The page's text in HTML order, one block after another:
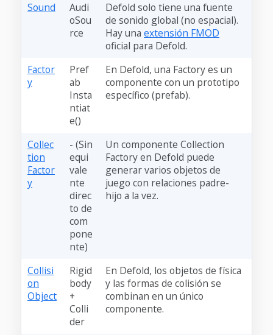
Sound
Audi
oSou
rce
Defold solo tiene una fuente
de sonido global (no espacial).
Hay una extensión FMOD
oficial para Defold.
Factor
y
Pref
ab
Insta
ntiat
e()
En Defold, una Factory es un
componente con un prototipo
específico (prefab).
Collec
tion
Factor
y
- (Sin
equi
vale
nte
direc
to de
com
pone
nte)
Un componente Collection
Factory en Defold puede
generar varios objetos de
juego con relaciones padre-
hijo a la vez.
Collisi
on
Object
Rigid
body
+
Colli
der
En Defold, los objetos de física
y las formas de colisión se
combinan en un único
componente.